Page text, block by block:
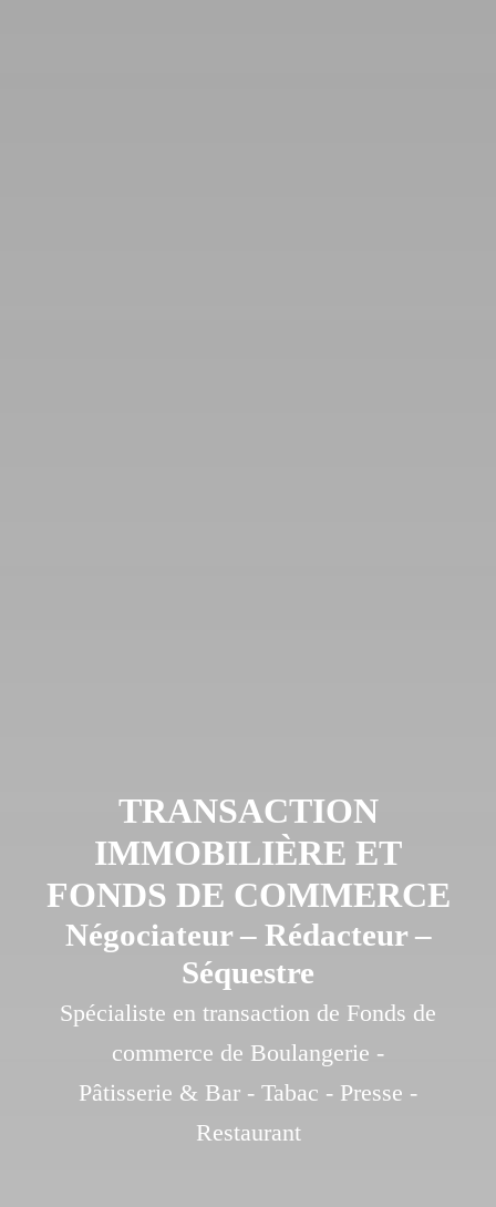
TRANSACTION
IMMOBILIÈRE ET
FONDS DE COMMERCE
Négociateur – Rédacteur –
Séquestre
Spécialiste en transaction de Fonds de
commerce de Boulangerie -
Pâtisserie & Bar - Tabac - Presse -
Restaurant